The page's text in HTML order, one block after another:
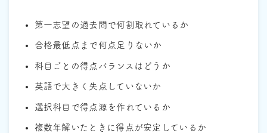
第一志望の過去問で何割取れているか
合格最低点まで何点足りないか
科目ごとの得点バランスはどうか
英語で大きく失点していないか
選択科目で得点源を作れているか
複数年解いたときに得点が安定しているか